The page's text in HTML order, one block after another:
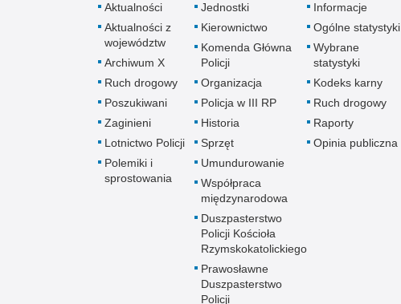
Aktualności
Aktualności z
województw
Archiwum X
Ruch drogowy
Poszukiwani
Zaginieni
Lotnictwo Policji
Polemiki i
sprostowania
Jednostki
Kierownictwo
Komenda Główna
Policji
Organizacja
Policja w III RP
Historia
Sprzęt
Umundurowanie
Współpraca
międzynarodowa
Duszpasterstwo
Policji Kościoła
Rzymskokatolickiego
Prawosławne
Duszpasterstwo
Policji
Informacje
Ogólne statystyki
Wybrane
statystyki
Kodeks karny
Ruch drogowy
Raporty
Opinia publiczna